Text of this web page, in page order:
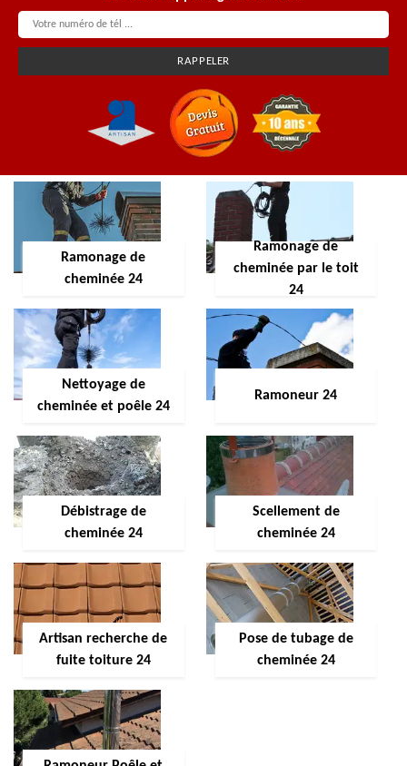
Ramonage de
cheminée 24
Ramonage de
cheminée par le toit
24
Nettoyage de
cheminée et poêle 24
Ramoneur 24
Débistrage de
cheminée 24
Scellement de
cheminée 24
Artisan recherche de
fuite toiture 24
Pose de tubage de
cheminée 24